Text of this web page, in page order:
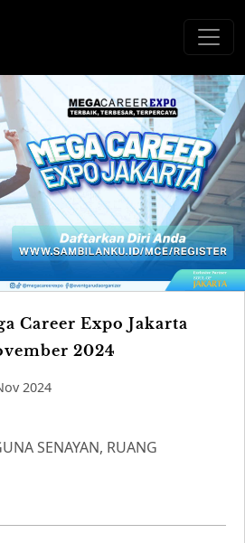
Career Expo Jakarta
2024
2024
SENAYAN, RUANG